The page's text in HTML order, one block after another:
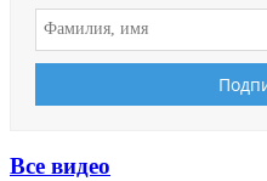
Все видео